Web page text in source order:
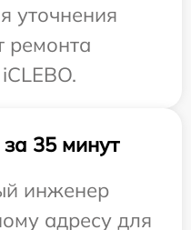
уточнения
ремонта
35 минут
инженер
адресу для